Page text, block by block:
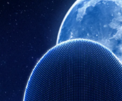
LUNA™ 4 套裝
Anti-aging massage
緊致提
BEAR™ 2 套裝
Microcurrent toning